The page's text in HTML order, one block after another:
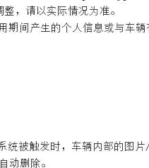
，请以实际情况为准。
间产生的个人信息或与车辆
被触发时，车辆内部的图
动删除。